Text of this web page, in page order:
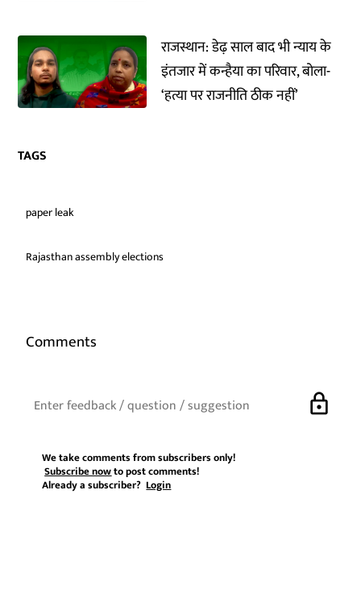
राजस्थान: डेढ़ साल बाद भी न्याय के
इंतजार में कन्हैया का परिवार, बोला-
‘हत्या पर राजनीति ठीक नहीं’
TAGS
paper leak
Rajasthan assembly elections
Comments
lock
We take comments from subscribers only!
Subscribe nowto post comments!
Already a subscriber?Login